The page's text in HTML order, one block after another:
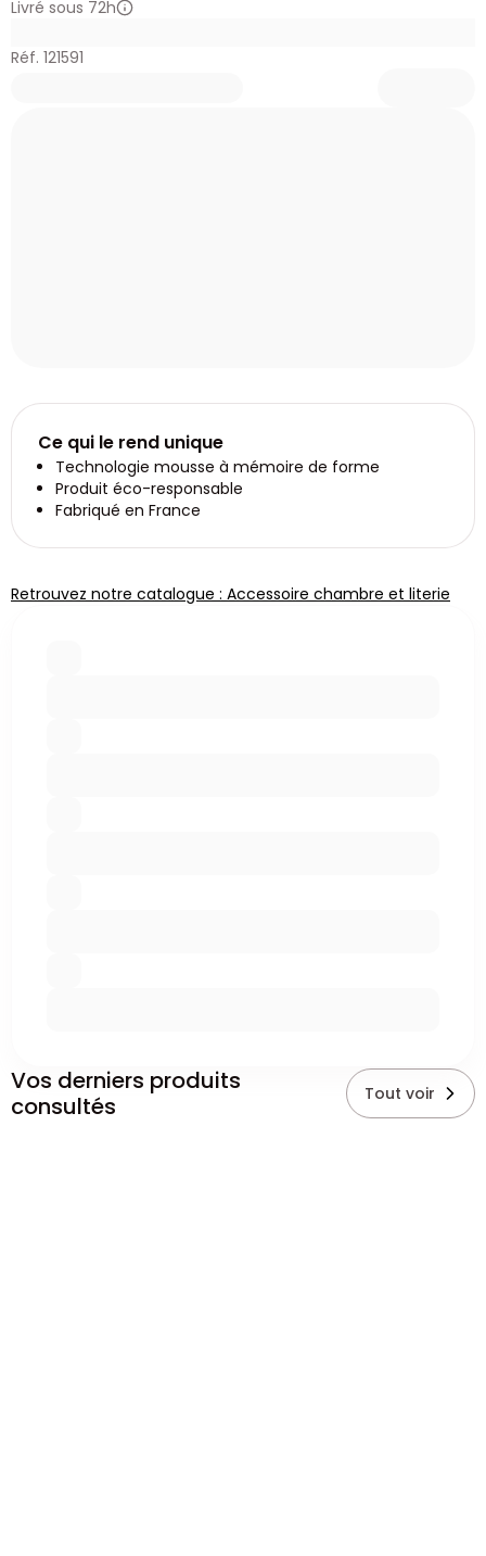
Livré sous 72h
Réf. 121591
Ce qui le rend unique
Technologie mousse à mémoire de forme
Produit éco-responsable
Fabriqué en France
Retrouvez notre catalogue : Accessoire chambre et literie
Vos derniers produits
consultés
Tout voir